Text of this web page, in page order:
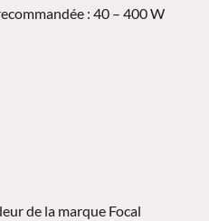
: 40 – 400 W
de la marque Focal